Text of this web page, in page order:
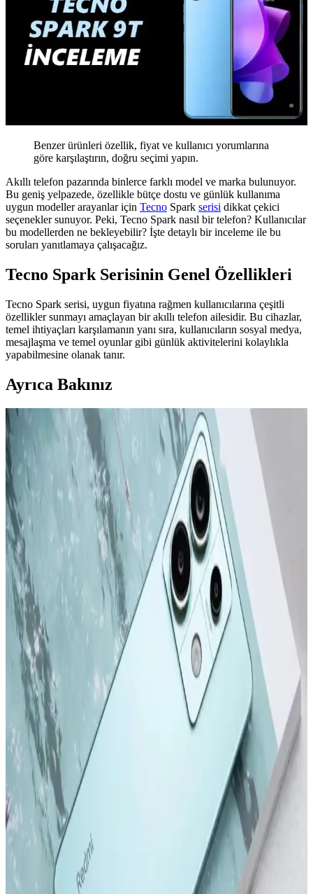
Benzer ürünleri özellik, fiyat ve kullanıcı yorumlarına
göre karşılaştırın, doğru seçimi yapın.
Akıllı telefon pazarında binlerce farklı model ve marka bulunuyor.
Bu geniş yelpazede, özellikle bütçe dostu ve günlük kullanıma
uygun modeller arayanlar için Tecno Spark serisi dikkat çekici
seçenekler sunuyor. Peki, Tecno Spark nasıl bir telefon? Kullanıcılar
bu modellerden ne bekleyebilir? İşte detaylı bir inceleme ile bu
soruları yanıtlamaya çalışacağız.
Tecno Spark Serisinin Genel Özellikleri
Tecno Spark serisi, uygun fiyatına rağmen kullanıcılarına çeşitli
özellikler sunmayı amaçlayan bir akıllı telefon ailesidir. Bu cihazlar,
temel ihtiyaçları karşılamanın yanı sıra, kullanıcıların sosyal medya,
mesajlaşma ve temel oyunlar gibi günlük aktivitelerini kolaylıkla
yapabilmesine olanak tanır.
Ayrıca Bakınız
Apple iPhone 16 Plus 512GB Pembe Akıllı Telefon
Gelişmiş Tasarım ve Yüksek Performans
Apple iPhone 16 Plus, 512GB depolama, gelişmiş kamera
özellikleri ve dayanıklı tasarımıyla öne çıkıyor. Güçlü A18 Bionic
çip, uzun pil ömrü ve 5G desteğiyle üstün kullanıcı deneyimi sunar.
Apple iPhone 16 Pro Max 512GB Siyah: Gelişmiş
Kamera ve Yüksek Performanslı Akıllı Telefon
iPhone 16 Pro Max, titanyum tasarımı, 6,9 inç ekran ve gelişmiş
kameralarıyla öne çıkan yüksek performanslı akıllı telefon. Uzun pil
ömrü ve yenilikçi özellikleriyle kullanıcıların beklentilerini karşılar.
Apple iPhone Serisinin Güncel Modelleri ve
Gelecekteki Yenilikler Hakkında Bilgi
2022 ve sonrası iPhone modelleri, tasarım ve performans alanında
önemli adımlar atıyor. Yeni modeller ve teknolojik gelişmelerle ilgili
detaylar, kullanıcıların bilinçli tercihler yapmasını sağlıyor.
Samsung Galaxy S24 ve S24 Ultra Karşılaştırması:
Özellikler ve Kullanıcı Deneyimleri
Samsung Galaxy S24 ve S24 Ultra modellerinin tasarım, ekran,
kamera ve performans özelliklerini karşılaştırıyoruz. Güncellemeler
ve kullanıcı deneyimleriyle ilgili önemli bilgiler içerir.
Redmi Note 11 Pro ve Redmi Note 12 Pro
Karşılaştırması: Özellikler ve Farklar
Redmi Note 11 Pro ve Redmi Note 12 Pro modellerinin tasarım,
performans, kamera ve batarya özelliklerini karşılaştırıyoruz. Hangi
modelin ihtiyaçlarınıza uygun olduğunu belirlemenize yardımcı olur.